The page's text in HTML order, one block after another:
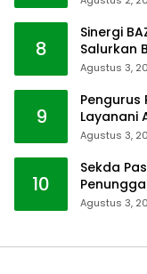
8
Sinergi
Salurkan
Agustus 3,
9
Pengurus
Layanani
Agustus 3,
10
Sekda
Agustus 3,